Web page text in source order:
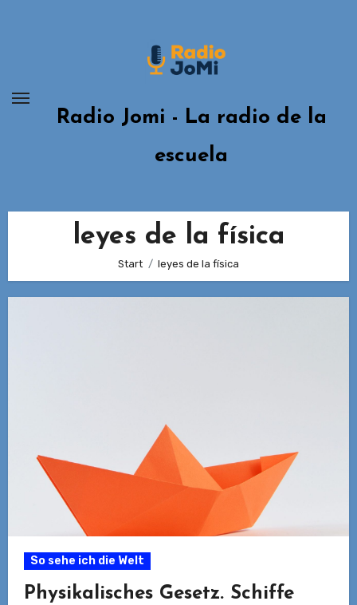
Radio Jomi - La radio de la
escuela
leyes de la física
Start leyes de la física
So sehe ich die Welt
Physikalisches Gesetz. Schiffe